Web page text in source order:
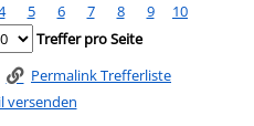
5 6 7 8 9
10
Treffer pro Seite
Permalink Trefferliste
versenden